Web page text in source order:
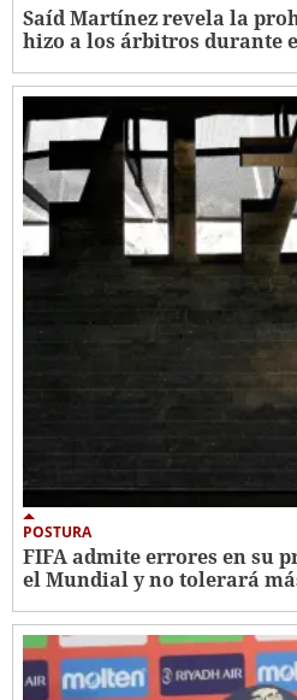
Saíd Martínez revela la
hizo a los árbitros durante
POSTURA
FIFA admite errores en su
el Mundial y no tolerará